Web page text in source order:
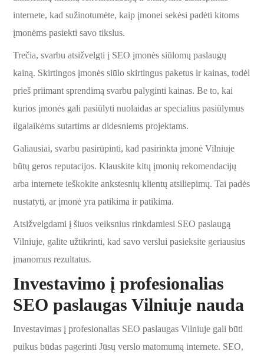
internete, kad sužinotumėte, kaip įmonei sekėsi padėti kitoms
įmonėms pasiekti savo tikslus.
Trečia, svarbu atsižvelgti į SEO įmonės siūlomų paslaugų
kainą. Skirtingos įmonės siūlo skirtingus paketus ir kainas, todėl
prieš priimant sprendimą svarbu palyginti kainas. Be to, kai
kurios įmonės gali pasiūlyti nuolaidas ar specialius pasiūlymus
ilgalaikėms sutartims ar didesniems projektams.
Galiausiai, svarbu pasirūpinti, kad pasirinkta įmonė Vilniuje
būtų geros reputacijos. Klauskite kitų įmonių rekomendacijų
arba internete ieškokite ankstesnių klientų atsiliepimų. Tai padės
nustatyti, ar įmonė yra patikima ir patikima.
Atsižvelgdami į šiuos veiksnius rinkdamiesi SEO paslaugą
Vilniuje, galite užtikrinti, kad savo verslui pasieksite geriausius
įmanomus rezultatus.
Investavimo į profesionalias
SEO paslaugas Vilniuje nauda
Investavimas į profesionalias SEO paslaugas Vilniuje gali būti
puikus būdas pagerinti Jūsų verslo matomumą internete. SEO,